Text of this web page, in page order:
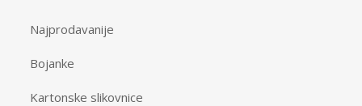
Najprodavanije
Bojanke
Kartonske slikovnice